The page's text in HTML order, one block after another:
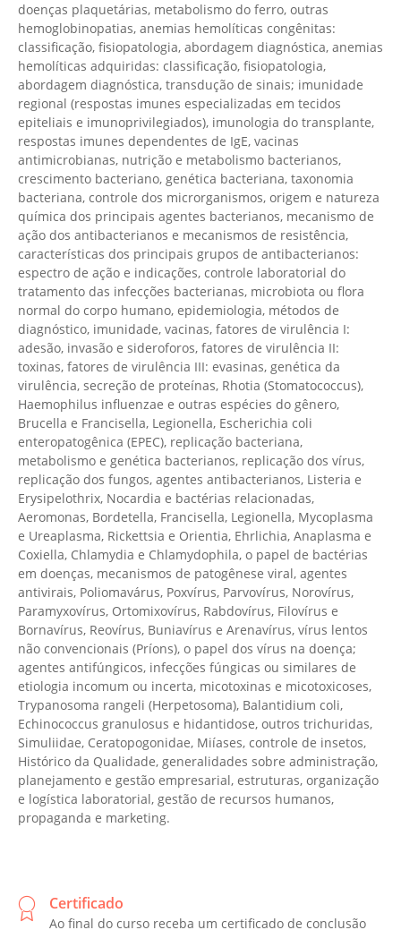
doenças plaquetárias, metabolismo do ferro, outras
hemoglobinopatias, anemias hemolíticas congênitas:
classificação, fisiopatologia, abordagem diagnóstica, anemias
hemolíticas adquiridas: classificação, fisiopatologia,
abordagem diagnóstica, transdução de sinais; imunidade
regional (respostas imunes especializadas em tecidos
epiteliais e imunoprivilegiados), imunologia do transplante,
respostas imunes dependentes de IgE, vacinas
antimicrobianas, nutrição e metabolismo bacterianos,
crescimento bacteriano, genética bacteriana, taxonomia
bacteriana, controle dos microrganismos, origem e natureza
química dos principais agentes bacterianos, mecanismo de
ação dos antibacterianos e mecanismos de resistência,
características dos principais grupos de antibacterianos:
espectro de ação e indicações, controle laboratorial do
tratamento das infecções bacterianas, microbiota ou flora
normal do corpo humano, epidemiologia, métodos de
diagnóstico, imunidade, vacinas, fatores de virulência I:
adesão, invasão e sideroforos, fatores de virulência II:
toxinas, fatores de virulência III: evasinas, genética da
virulência, secreção de proteínas, Rhotia (Stomatococcus),
Haemophilus influenzae e outras espécies do gênero,
Brucella e Francisella, Legionella, Escherichia coli
enteropatogênica (EPEC), replicação bacteriana,
metabolismo e genética bacterianos, replicação dos vírus,
replicação dos fungos, agentes antibacterianos, Listeria e
Erysipelothrix, Nocardia e bactérias relacionadas,
Aeromonas, Bordetella, Francisella, Legionella, Mycoplasma
e Ureaplasma, Rickettsia e Orientia, Ehrlichia, Anaplasma e
Coxiella, Chlamydia e Chlamydophila, o papel de bactérias
em doenças, mecanismos de patogênese viral, agentes
antivirais, Poliomavárus, Poxvírus, Parvovírus, Norovírus,
Paramyxovírus, Ortomixovírus, Rabdovírus, Filovírus e
Bornavírus, Reovírus, Buniavírus e Arenavírus, vírus lentos
não convencionais (Príons), o papel dos vírus na doença;
agentes antifúngicos, infecções fúngicas ou similares de
etiologia incomum ou incerta, micotoxinas e micotoxicoses,
Trypanosoma rangeli (Herpetosoma), Balantidium coli,
Echinococcus granulosus e hidantidose, outros trichuridas,
Simuliidae, Ceratopogonidae, Miíases, controle de insetos,
Histórico da Qualidade, generalidades sobre administração,
planejamento e gestão empresarial, estruturas, organização
e logística laboratorial, gestão de recursos humanos,
propaganda e marketing.
Certificado
Ao final do curso receba um certificado de conclusão